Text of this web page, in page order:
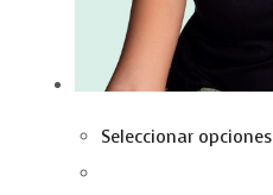
Seleccionar opciones